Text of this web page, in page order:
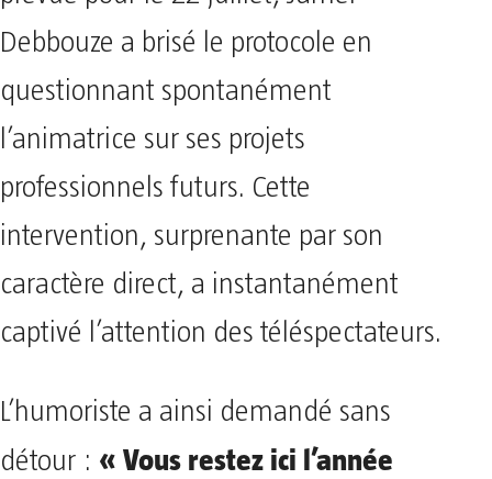
Debbouze a brisé le protocole en
questionnant spontanément
l’animatrice sur ses projets
professionnels futurs. Cette
intervention, surprenante par son
caractère direct, a instantanément
captivé l’attention des téléspectateurs.
L’humoriste a ainsi demandé sans
détour : « Vous restez ici l’année